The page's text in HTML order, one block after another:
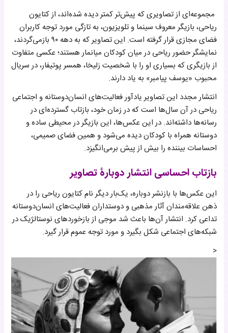
مجموعه‌ای از تصاویری که پیش‌تر کمتر دیده شده‌اند، از کتایون
ریاحی، بازیگر معروف سینما و تلویزیون، به تازگی مورد توجه کاربران
فضای مجازی قرار گرفته است. این تصاویر که به دهه ۹۰ بازمی‌گردند،
نمایشگر حضور ریاحی در میان کودکان میانمار هستند؛ عکسی متفاوت
از بازیگری که بسیاری او را با شخصیت زلیخا، همسر پوتیفار، در سریال
محبوب «یوسف پیامبر» به یاد دارند.
انتشار مجدد این تصاویر یادآور فعالیت‌های انسان‌دوستانه و اجتماعی
ریاحی در آن سال‌ها است که در زمان خود، بازتاب گسترده‌ای در
رسانه‌ها داشته‌اند. در این عکس‌ها، این بازیگر در محیطی ساده و
دوستانه همراه با کودکان دیده می‌شود و همین فضای صمیمی،
احساسات بیننده را بیش از پیش برمی‌انگیزد.
بازتاب احساسی انتشار دوبارۀ تصاویر
این عکس‌ها با بازنشر دوباره، یک‌بار دیگر نام کتایون ریاحی را در
ذهن علاقه‌مندان آثار مذهبی و دوستداران فعالیت‌های انسان‌دوستانه
تداعی کرد. انتشار آن‌ها باعث شد موجی از بازخوردهای نوستالژیک در
شبکه‌های اجتماعی شکل بگیرد و مورد توجه عموم قرار گیرد.
<